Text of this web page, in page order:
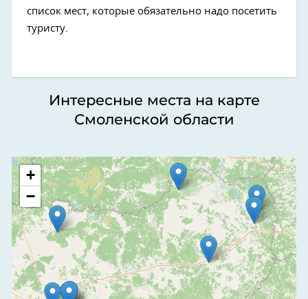
список мест, которые обязательно надо посетить
туристу.
Интересные места на карте
Смоленской области
+
−